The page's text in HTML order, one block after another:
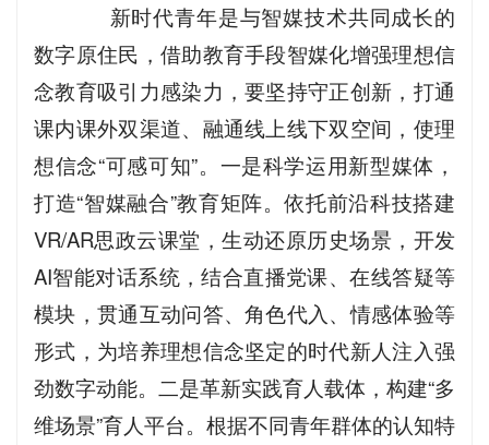
新时代青年是与智媒技术共同成长的
数字原住民，借助教育手段智媒化增强理想信
念教育吸引力感染力，要坚持守正创新，打通
课内课外双渠道、融通线上线下双空间，使理
想信念“可感可知”。一是科学运用新型媒体，
打造“智媒融合”教育矩阵。依托前沿科技搭建
VR/AR思政云课堂，生动还原历史场景，开发
AI智能对话系统，结合直播党课、在线答疑等
模块，贯通互动问答、角色代入、情感体验等
形式，为培养理想信念坚定的时代新人注入强
劲数字动能。二是革新实践育人载体，构建“多
维场景”育人平台。根据不同青年群体的认知特